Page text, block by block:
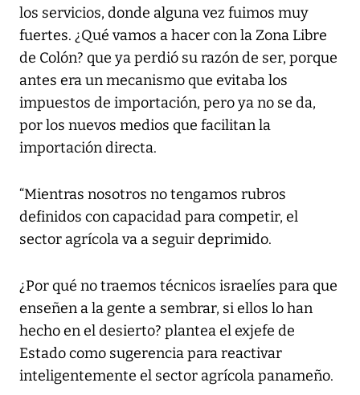
los servicios, donde alguna vez fuimos muy
fuertes. ¿Qué vamos a hacer con la Zona Libre
de Colón? que ya perdió su razón de ser, porque
antes era un mecanismo que evitaba los
impuestos de importación, pero ya no se da,
por los nuevos medios que facilitan la
importación directa.
“Mientras nosotros no tengamos rubros
definidos con capacidad para competir, el
sector agrícola va a seguir deprimido.
¿Por qué no traemos técnicos israelíes para que
enseñen a la gente a sembrar, si ellos lo han
hecho en el desierto? plantea el exjefe de
Estado como sugerencia para reactivar
inteligentemente el sector agrícola panameño.